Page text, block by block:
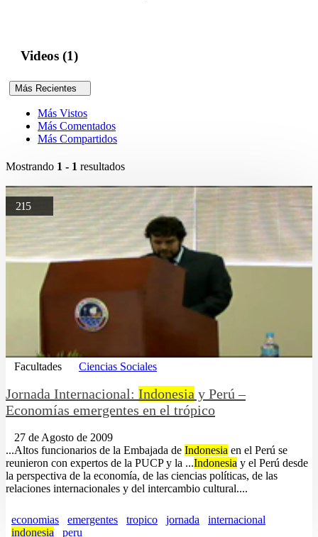
Videos (1)
Más Recientes
Más Vistos
Más Comentados
Más Compartidos
Mostrando 1 - 1 resultados
215
Facultades Ciencias Sociales
Jornada Internacional: Indonesia y Perú –
Economías emergentes en el trópico
27 de Agosto de 2009
...Altos funcionarios de la Embajada de Indonesia en el Perú se
reunieron con expertos de la PUCP y la ...Indonesia y el Perú desde
la perspectiva de la economía, de las ciencias políticas, de las
relaciones internacionales y del intercambio cultural....
economias emergentes tropico jornada
internacional
indonesia
peru